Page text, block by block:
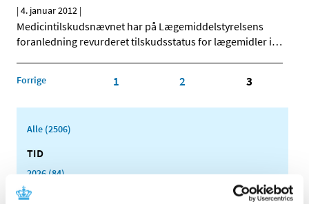
|4. januar 2012 |
Medicintilskudsnævnet har på Lægemiddelstyrelsens
foranledning revurderet tilskudsstatus for lægemidler i…
Forrige 1 2 3
Alle (2506)
TID
2026 (84)
2025 (158)